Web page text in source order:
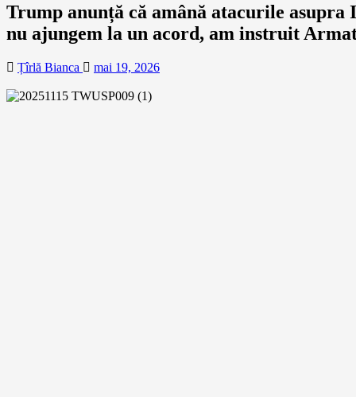
Trump anunță că amână atacurile
nu ajungem la un acord, am instruit
Țîrlă Bianca mai 19, 2026